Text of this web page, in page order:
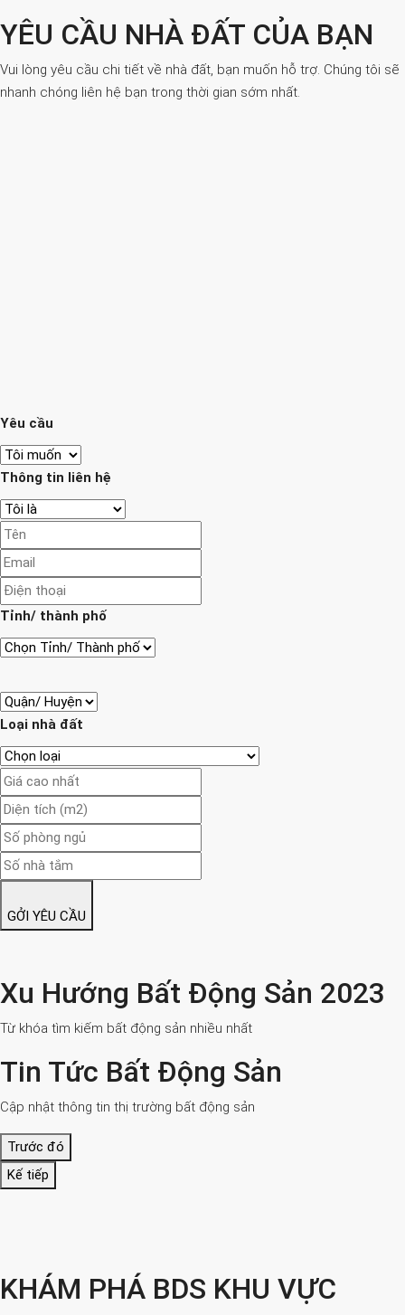
YÊU CẦU NHÀ ĐẤT CỦA BẠN
Vui lòng yêu cầu chi tiết về nhà đất, bạn muốn hỗ trợ. Chúng tôi sẽ
nhanh chóng liên hệ bạn trong thời gian sớm nhất.
Yêu cầu
Thông tin liên hệ
Tỉnh/ thành phố
Loại nhà đất
GỞI YÊU CẦU
Xu Hướng Bất Động Sản 2023
Từ khóa tìm kiếm bất động sản nhiều nhất
Tin Tức Bất Động Sản
Cập nhật thông tin thị trường bất động sản
Trước đó
Kế tiếp
KHÁM PHÁ BDS KHU VỰC